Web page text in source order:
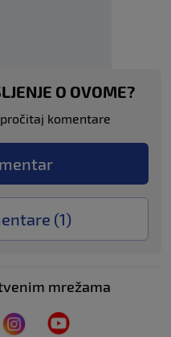
O OVOME?
komentare
(1)
mrežama